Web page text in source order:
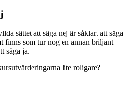
sättet att säga nej är såklart att säga
finns som tur nog en annan briljant
säga ja.
lite roligare?